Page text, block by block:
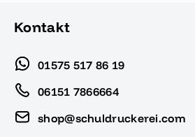
Kontakt
01575 517 86 19
06151 7866664
shop@schuldruckerei.com